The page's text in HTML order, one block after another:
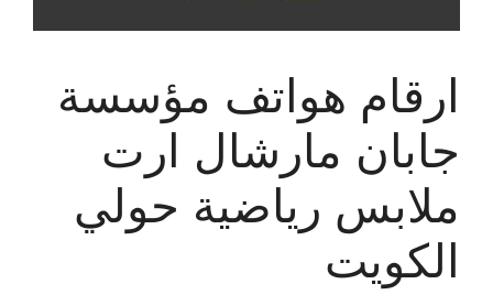
ارقام هواتف مؤسسة
جابان مارشال ارت
ملابس رياضية حولي
الكويت